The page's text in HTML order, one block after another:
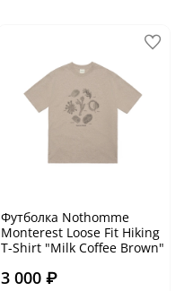
Футболка Nothomme
Monterest Loose Fit Hiking
T-Shirt "Milk Coffee Brown"
3 000 ₽